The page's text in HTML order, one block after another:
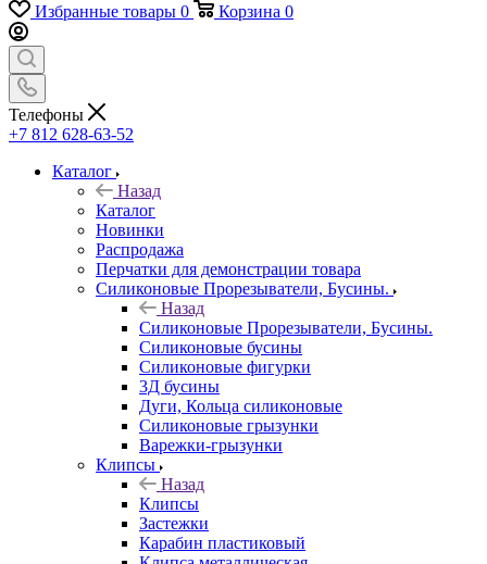
Избранные товары 0 Корзина 0
Телефоны
+7 812 628-63-52
Каталог
Назад
Каталог
Новинки
Распродажа
Перчатки для демонстрации товара
Силиконовые Прорезыватели, Бусины.
Назад
Силиконовые Прорезыватели, Бусины.
Силиконовые бусины
Силиконовые фигурки
3Д бусины
Дуги, Кольца силиконовые
Силиконовые грызунки
Варежки-грызунки
Клипсы
Назад
Клипсы
Застежки
Карабин пластиковый